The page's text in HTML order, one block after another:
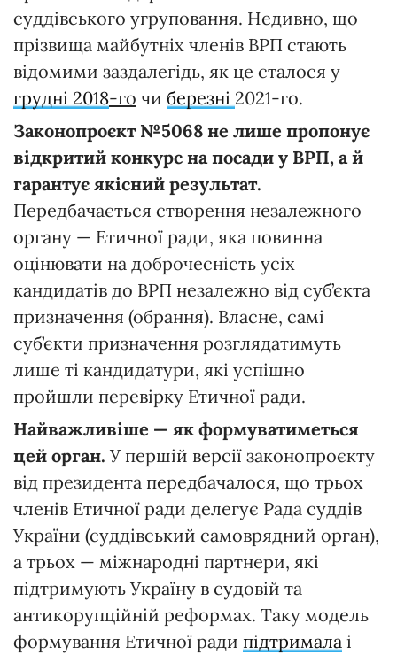
суддівського угруповання. Недивно, що
прізвища майбутніх членів ВРП стають
відомими заздалегідь, як це сталося у
грудні 2018-го чи березні 2021-го.
Законопроєкт №5068 не лише пропонує
відкритий конкурс на посади у ВРП, а й
гарантує якісний результат.
Передбачається створення незалежного
органу — Етичної ради, яка повинна
оцінювати на доброчесність усіх
кандидатів до ВРП незалежно від суб’єкта
призначення (обрання). Власне, самі
суб’єкти призначення розглядатимуть
лише ті кандидатури, які успішно
пройшли перевірку Етичної ради.
Найважливіше — як формуватиметься
цей орган. У першій версії законопроєкту
від президента передбачалося, що трьох
членів Етичної ради делегує Рада суддів
України (суддівський самоврядний орган),
а трьох — міжнародні партнери, які
підтримують Україну в судовій та
антикорупційній реформах. Таку модель
формування Етичної ради підтримала і